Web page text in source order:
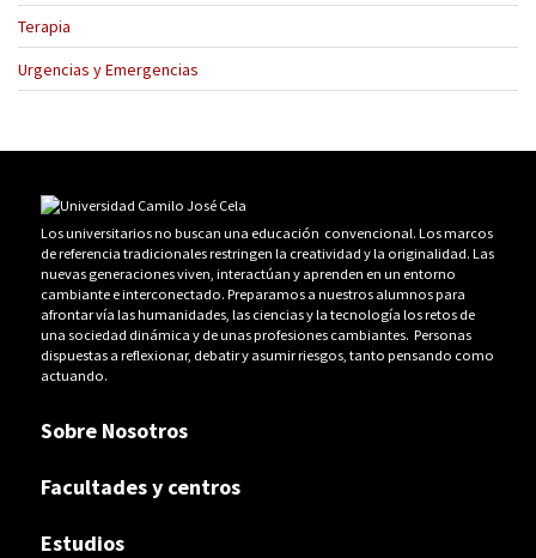
Terapia
Urgencias y Emergencias
Los universitarios no buscan una educación convencional. Los marcos
de referencia tradicionales restringen la creatividad y la originalidad. Las
nuevas generaciones viven, interactúan y aprenden en un entorno
cambiante e interconectado. Preparamos a nuestros alumnos para
afrontar vía las humanidades, las ciencias y la tecnología los retos de
una sociedad dinámica y de unas profesiones cambiantes. Personas
dispuestas a reflexionar, debatir y asumir riesgos, tanto pensando como
actuando.
Sobre Nosotros
Facultades y centros
Estudios